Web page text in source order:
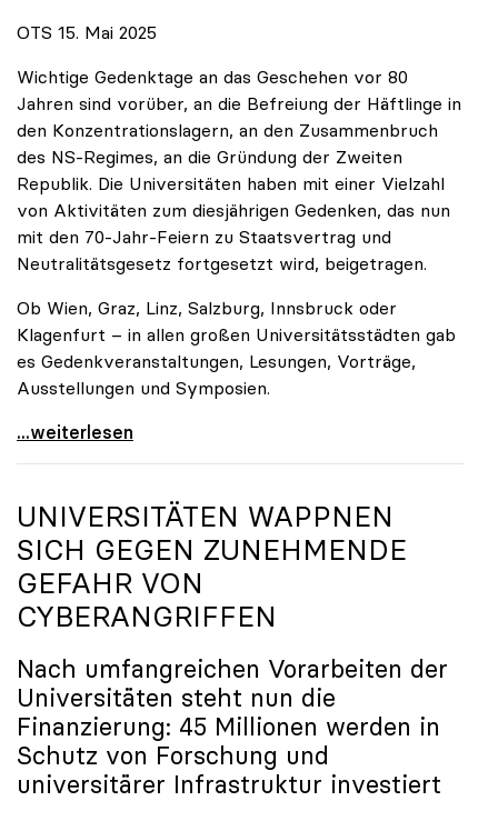
OTS 15. Mai 2025
Wichtige Gedenktage an das Geschehen vor 80
Jahren sind vorüber, an die Befreiung der Häftlinge in
den Konzentrationslagern, an den Zusammenbruch
des NS-Regimes, an die Gründung der Zweiten
Republik. Die Universitäten haben mit einer Vielzahl
von Aktivitäten zum diesjährigen Gedenken, das nun
mit den 70-Jahr-Feiern zu Staatsvertrag und
Neutralitätsgesetz fortgesetzt wird, beigetragen.
Ob Wien, Graz, Linz, Salzburg, Innsbruck oder
Klagenfurt – in allen großen Universitätsstädten gab
es Gedenkveranstaltungen, Lesungen, Vorträge,
Ausstellungen und Symposien.
uniko-Präsidentin Brigitte Hütter zu Gedenkjahr:
...weiterlesen
UNIVERSITÄTEN WAPPNEN
SICH GEGEN ZUNEHMENDE
GEFAHR VON
CYBERANGRIFFEN
Nach umfangreichen Vorarbeiten der
Universitäten steht nun die
Finanzierung: 45 Millionen werden in
Schutz von Forschung und
universitärer Infrastruktur investiert